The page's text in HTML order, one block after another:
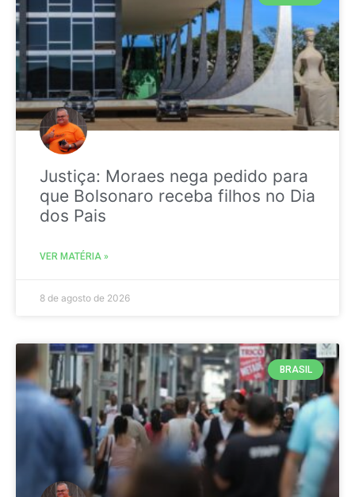
Justiça: Moraes nega pedido para
que Bolsonaro receba filhos no Dia
dos Pais
VER MATÉRIA »
8 de agosto de 2026
BRASIL